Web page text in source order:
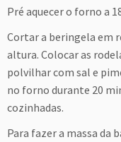
Pré aquecer o forno a
Cortar a beringela em
altura. Colocar as
polvilhar com sal e
no forno durante 20
cozinhadas.
Para fazer a massa da